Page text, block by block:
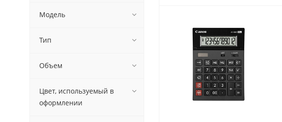
Модель
Тип
Объем
Цвет, используемый в
оформлении